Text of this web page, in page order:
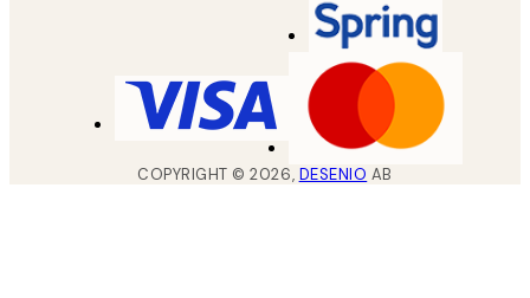
COPYRIGHT ©2026, DESENIO AB